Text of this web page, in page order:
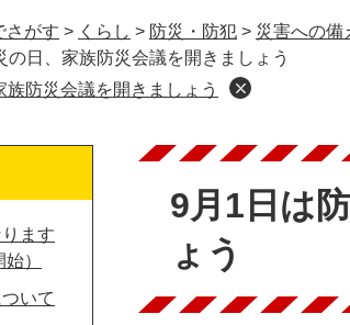
さがす > くらし > 防災・防犯 > 災害への備
の日、家族防災会議を開きましょう
防災会議を開きましょう
本
9月1日は
ょう
ます
）
いて